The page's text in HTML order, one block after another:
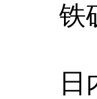
铁矿
日内